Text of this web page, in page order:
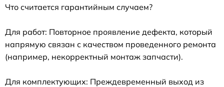
Что считается гарантийным случаем?
Для работ: Повторное проявление дефекта, который
напрямую связан с качеством проведенного ремонта
(например, некорректный монтаж запчасти).
Для комплектующих: Преждевременный выход из